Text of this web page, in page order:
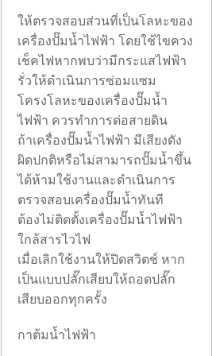
ให้ตรวจสอบส่วนที่เป็นโลหะของ
เครื่องปั๊มน้ำไฟฟ้า โดยใช้ไขควง
เช็คไฟหากพบว่ามีกระแสไฟฟ้า
รั่วให้ดำเนินการซ่อมแซม
โครงโลหะของเครื่องปั๊มน้ำ
ไฟฟ้า ควรทำการต่อสายดิน
ถ้าเครื่องปั๊มน้ำไฟฟ้า มีเสียงดัง
ผิดปกติหรือไม่สามารถปั๊มน้ำขึ้น
ได้ห้ามใช้งานและดำเนินการ
ตรวจสอบเครื่องปั๊มน้ำทันที
ต้องไม่ติดตั้งเครื่องปั๊มน้ำไฟฟ้า
ใกล้สารไวไฟ
เมื่อเลิกใช้งานให้ปิดสวิตช์ หาก
เป็นแบบปลั๊กเสียบให้ถอดปลั๊ก
เสียบออกทุกครั้ง
กาต้มน้ำไฟฟ้า